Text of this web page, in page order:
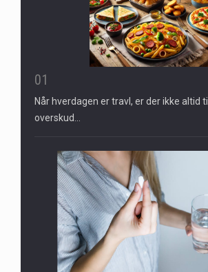
01
Når hverdagen er travl, er der ikke altid
overskud…